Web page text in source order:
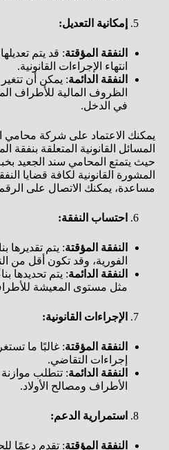
إمكانية التعديل:
النفقة المؤقتة: قد يتم
انتهاء الإجراءات القانونية.
النفقة الدائمة: يمكن أن تتغير
الظروف المالية للأطراف
في الدخل.
يمكنك الاعتماد على شركة محامي
المسائل القانونية المتعلقة بنفقة
حيث يتمتع المحامي سند الجعيد
المشورة القانونية لكافة قضايا
مساعدة، يمكنك الاتصال على الرقم 966565052502+.
احتساب النفقة:
النفقة المؤقتة: يتم تقديرها
الفورية، وقد تكون أقل من
النفقة الدائمة: يتم تحديدها
مثل مستوى المعيشة
الإجراءات القانونية:
النفقة المؤقتة: غالبًا ما
إجراءات التقاضي.
النفقة الدائمة: تتطلب
الأطراف ومصالح الأولاد.
استمرارية الدعم:
النفقة المؤقتة: تقدم دعمًا